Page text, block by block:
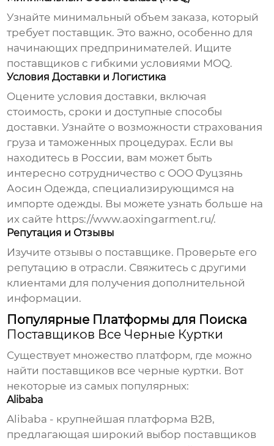
Узнайте минимальный объем заказа, который
требует поставщик. Это важно, особенно для
начинающих предпринимателей. Ищите
поставщиков с гибкими условиями MOQ.
Условия Доставки и Логистика
Оцените условия доставки, включая
стоимость, сроки и доступные способы
доставки. Узнайте о возможности страхования
груза и таможенных процедурах. Если вы
находитесь в России, вам может быть
интересно сотрудничество с ООО Фуцзянь
Аосин Одежда, специализирующимся на
импорте одежды. Вы можете узнать больше на
их сайте https://www.aoxingarment.ru/.
Репутация и Отзывы
Изучите отзывы о поставщике. Проверьте его
репутацию в отрасли. Свяжитесь с другими
клиентами для получения дополнительной
информации.
Популярные Платформы для Поиска
Поставщиков Все Черные Куртки
Существует множество платформ, где можно
найти поставщиков все черные куртки. Вот
некоторые из самых популярных:
Alibaba
Alibaba - крупнейшая платформа B2B,
предлагающая широкий выбор поставщиков